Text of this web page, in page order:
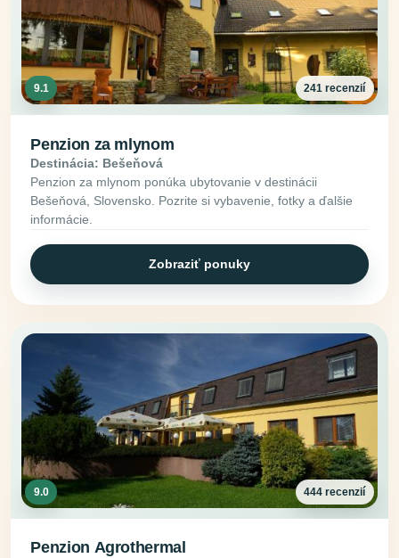
9.1 241 recenzií
Penzion za mlynom
Destinácia: Bešeňová
Penzion za mlynom ponúka ubytovanie v destinácii
Bešeňová, Slovensko. Pozrite si vybavenie, fotky a ďalšie
informácie.
Zobraziť ponuky
9.0 444 recenzií
Penzion Agrothermal